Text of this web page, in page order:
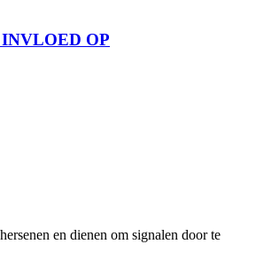
OP
en dienen om signalen door te